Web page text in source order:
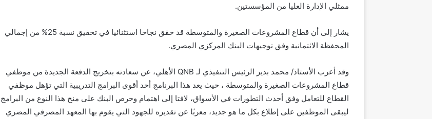
ممثلي الإدارة العليا من المؤسستين.
يشار إلى أن قطاع المشروعات الصغيرة والمتوسطة قد حقق نجاحا استثنائيا في تحقيق نسبة 25% من إجمالي
المحفظة الائتمانية وفق توجيهات البنك المركزي المصري.
وقد أعرب الأستاذ/ محمد بدير الرئيس التنفيذي لـ QNB الأهلي، عن سعادته بتخريج الدفعة الجديدة من موظفي
قطاع المشروعات الصغيرة والمتوسطة ، حيث يعد هذا البرنامج أحد أقوى البرامج التدريبية التي تؤهل موظفي
القطاع للتعامل وفق أحدث التطورات في الأسواق، لافتا إلى اهتمام وحرص البنك على منح هذا النوع من البرامج
ليبقى الموظفين على إطلاع بكل ما هو جديد، معربًا عن تقديره للجهود التي يقوم بها المعهد المصرفي المصري